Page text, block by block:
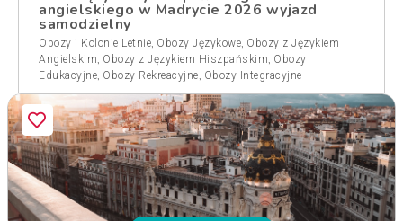
angielskiego w Madrycie 2026 wyjazd
samodzielny
Obozy i Kolonie Letnie, Obozy Językowe, Obozy z Językiem
Angielskim, Obozy z Językiem Hiszpańskim, Obozy
Edukacyjne, Obozy Rekreacyjne, Obozy Integracyjne